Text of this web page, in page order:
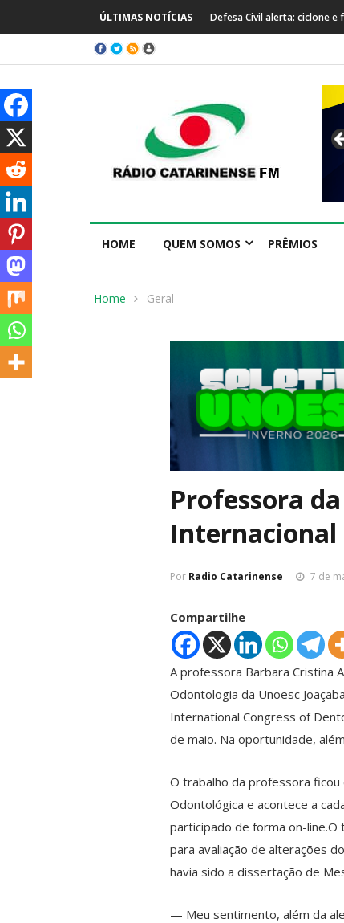
ÚLTIMAS NOTÍCIAS Defesa Civil alerta: ciclone
HOME QUEM SOMOS PRÊMIOS
Home Geral
Professora
Internacional
Por Radio Catarinense 7 de
Compartilhe
A professora Barbara Cristina
Odontologia da Unoesc
International Congress of
de maio. Na oportunidade,
O trabalho da professora ficou
Odontológica e acontece a
participado de forma on-line.O
para avaliação de alterações
havia sido a dissertação de
— Meu sentimento, além da